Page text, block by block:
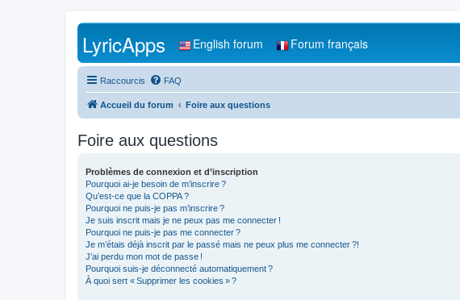
LyricApps English forum Forum français
Raccourcis FAQ
Accueil du forum Foire aux questions
Foire aux questions
Problèmes de connexion et d’inscription
Pourquoi ai-je besoin de m’inscrire ?
Qu’est-ce que la COPPA ?
Pourquoi ne puis-je pas m’inscrire ?
Je suis inscrit mais je ne peux pas me connecter !
Pourquoi ne puis-je pas me connecter ?
Je m’étais déjà inscrit par le passé mais ne peux plus me connecter ?!
J’ai perdu mon mot de passe !
Pourquoi suis-je déconnecté automatiquement ?
À quoi sert « Supprimer les cookies » ?